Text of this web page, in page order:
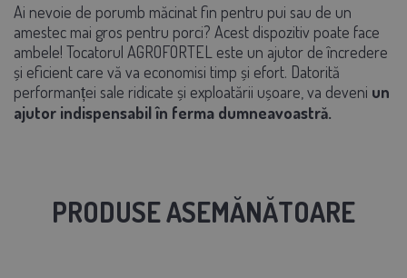
Ai nevoie de porumb măcinat fin pentru pui sau de un
amestec mai gros pentru porci? Acest dispozitiv poate face
ambele! Tocatorul AGROFORTEL este un ajutor de încredere
și eficient care vă va economisi timp și efort. Datorită
performanței sale ridicate și exploatării ușoare, va deveni un
ajutor indispensabil în ferma dumneavoastră.
PRODUSE ASEMĂNĂTOARE